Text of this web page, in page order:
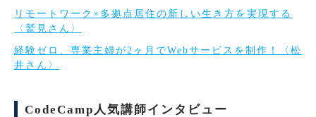
リモートワーク×多拠点居住の新しい生き方を実現する
〈鷲見さん〉
経験ゼロ、専業主婦が2ヶ月でWebサービスを制作！〈松
井さん〉
CodeCamp人気講師インタビュー